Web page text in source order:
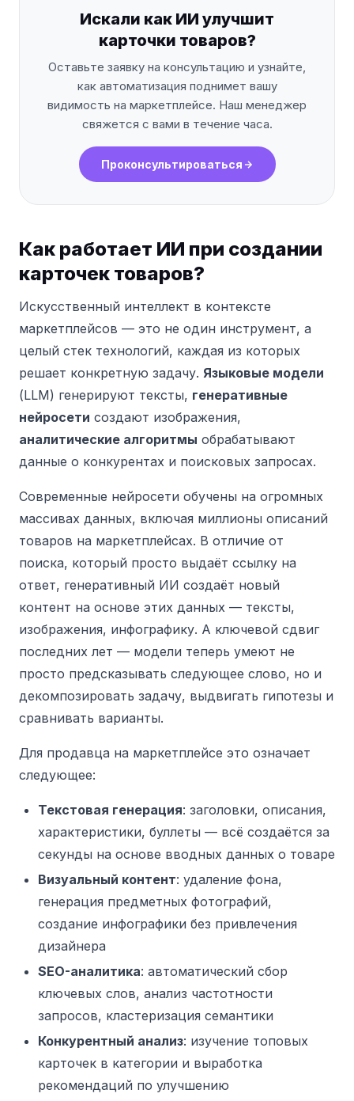
Искали как ИИ улучшит
карточки товаров?
Оставьте заявку на консультацию и узнайте,
как автоматизация поднимет вашу
видимость на маркетплейсе. Наш менеджер
свяжется с вами в течение часа.
Проконсультироваться
Как работает ИИ при создании
карточек товаров?
Искусственный интеллект в контексте
маркетплейсов — это не один инструмент, а
целый стек технологий, каждая из которых
решает конкретную задачу. Языковые модели
(LLM) генерируют тексты, генеративные
нейросети создают изображения,
аналитические алгоритмы обрабатывают
данные о конкурентах и поисковых запросах.
Современные нейросети обучены на огромных
массивах данных, включая миллионы описаний
товаров на маркетплейсах. В отличие от
поиска, который просто выдаёт ссылку на
ответ, генеративный ИИ создаёт новый
контент на основе этих данных — тексты,
изображения, инфографику. А ключевой сдвиг
последних лет — модели теперь умеют не
просто предсказывать следующее слово, но и
декомпозировать задачу, выдвигать гипотезы и
сравнивать варианты.
Для продавца на маркетплейсе это означает
следующее:
Текстовая генерация: заголовки, описания,
характеристики, буллеты — всё создаётся за
секунды на основе вводных данных о товаре
Визуальный контент: удаление фона,
генерация предметных фотографий,
создание инфографики без привлечения
дизайнера
SEO-аналитика: автоматический сбор
ключевых слов, анализ частотности
запросов, кластеризация семантики
Конкурентный анализ: изучение топовых
карточек в категории и выработка
рекомендаций по улучшению